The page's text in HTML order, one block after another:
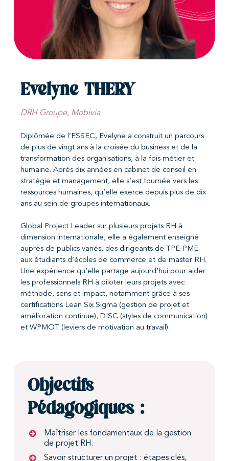
Evelyne THERY
DRH Groupe, Mobivia
Diplômée de l’ESSEC, Evelyne a construit un parcours
de plus de vingt ans à la croisée du business et de la
transformation des organisations, à la fois métier et
humaine. Après dix années en cabinet de conseil en
stratégie et management, elle s’est tournée vers les
ressources humaines, qu’elle exerce depuis plus de dix
ans au sein de groupes internationaux.
Global Project Leader sur plusieurs projets RH à
dimension internationale, elle a également enseigné
auprès de publics variés, des dirigeants de TPE-PME
aux étudiants d’écoles de commerce et de master RH.
Une expérience qu’elle partage aujourd’hui pour aider
les professionnels RH à piloter leurs projets avec
méthode, sens et impact, notamment grâce à ses
certifications Lean Six Sigma (gestion de projet et
amélioration continue), DISC (styles de communication)
et WPMOT (leviers de motivation au travail).
Objectifs
Pédagogiques :
Maîtriser les fondamentaux de la gestion
de projet RH.
Savoir structurer un projet : étapes clés,